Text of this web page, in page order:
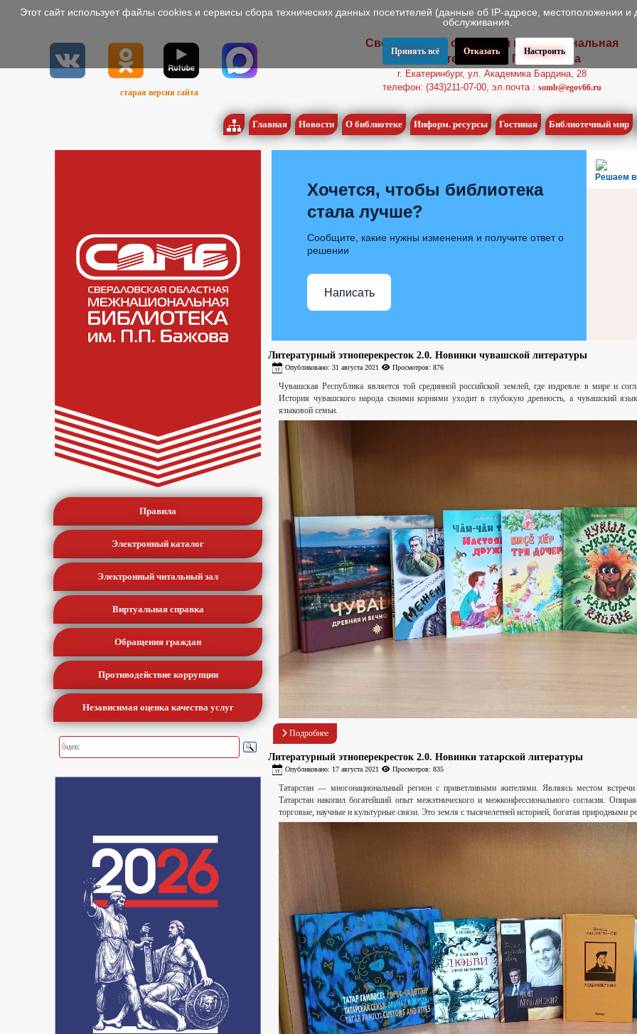
старая версия сайта
Свердловская областная межнациональная
библиотека имени П.П. Бажова
г. Екатеринбург, ул. Академика Бардина, 28
телефон: (343)211-07-00, эл.почта : somb@egov66.ru
Главная Новости О библиотеке Информ. ресурсы Гостиная Библиотечный мир
Правила
Электронный каталог
Электронный читальный зал
Виртуальная справка
Обращения граждан
Противодействие коррупции
Независимая оценка качества услуг
Решаем
Хочется, чтобы библиотека
стала лучше?
Сообщите, какие нужны изменения и получите ответ о
решении
Написать
Литературный этноперекресток 2.0. Новинки чувашской литературы
Опубликовано: 31 августа 2021 Просмотров: 876
Чувашская Республика является той срединной российской землей, где издревле в мире и
История чувашского народа своими корнями уходит в глубокую древность, а чувашский
языковой семьи.
Подробнее
Литературный этноперекресток 2.0. Новинки татарской литературы
Опубликовано: 17 августа 2021 Просмотров: 835
Татарстан — многонациональный регион с приветливыми жителями. Являясь местом
Татарстан накопил богатейший опыт межэтнического и межконфессионального согласия.
торговые, научные и культурные связи. Это земля с тысячелетней историей, богатая
Этот сайт использует файлы cookies и сервисы сбора технических данных посетителей (данные об IP-адресе, местоположении
обслуживания.
Принять всё Отказать Настроить